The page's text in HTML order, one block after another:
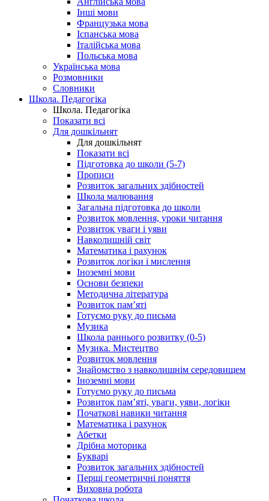
Інші мови
Французька мова
Іспанська мова
Італійська мова
Польська мова
Українська мова
Розмовники
Словники
Школа. Педагогіка
Школа. Педагогіка
Показати всі
Для дошкільнят
Для дошкільнят
Показати всі
Підготовка до школи (5-7)
Прописи
Розвиток загальних здібностей
Школа малювання
Загальна підготовка до школи
Розвиток мовлення, уроки читання
Розвиток уваги і уяви
Навколишній світ
Математика і рахунок
Розвиток логіки і мислення
Іноземні мови
Основи безпеки
Методична література
Розвиток пам’яті
Готуємо руку до письма
Музика
Школа раннього розвитку (0-5)
Музика. Мистецтво
Розвиток мовлення
Знайомство з навколишнім середовищем
Іноземні мови
Готуємо руку до письма
Розвиток пам’яті, уваги, уяви, логіки
Початкові навики читання
Математика і рахунок
Абетки
Дрібна моторика
Букварі
Розвиток загальних здібностей
Перші геометричні поняття
Виховна робота